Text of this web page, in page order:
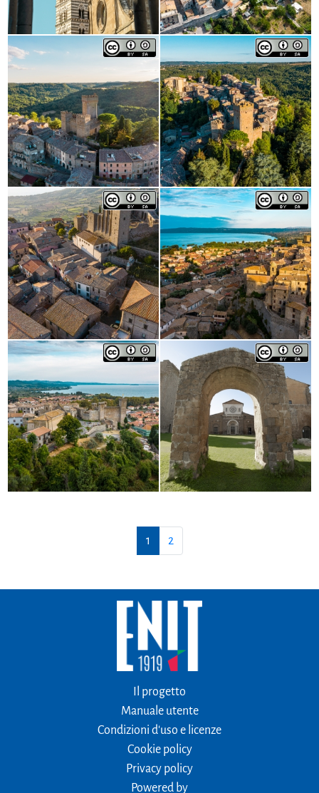
1 2
Il progetto
Manuale utente
Condizioni d'uso e licenze
Cookie policy
Privacy policy
Powered by